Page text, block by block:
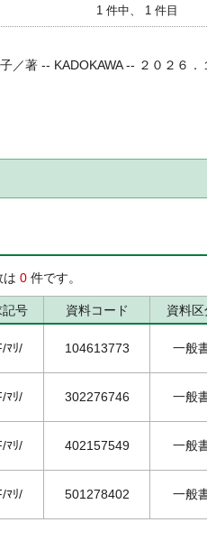
1 件中、 1 件目
／著 -- KADOKAWA -- ２０２６．
は 0 件です。
記号 資料コード 資料区
ﾏﾘ/ 104613773 一般
ﾏﾘ/ 302276746 一般
ﾏﾘ/ 402157549 一般
ﾏﾘ/ 501278402 一般